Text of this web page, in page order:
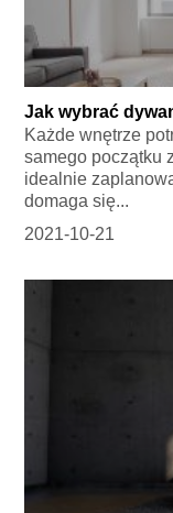
Jak wybrać
Każde wnętrze
samego początku
idealnie
domaga się...
2021-10-21